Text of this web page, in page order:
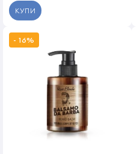
КУПИ
- 16%